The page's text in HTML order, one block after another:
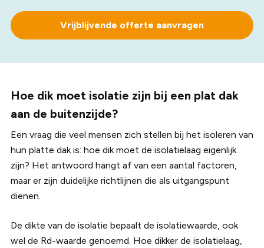
Vrijblijvende offerte aanvragen
Hoe dik moet isolatie zijn bij een plat dak
aan de buitenzijde?
Een vraag die veel mensen zich stellen bij het isoleren van
hun platte dak is: hoe dik moet de isolatielaag eigenlijk
zijn? Het antwoord hangt af van een aantal factoren,
maar er zijn duidelijke richtlijnen die als uitgangspunt
dienen.
De dikte van de isolatie bepaalt de isolatiewaarde, ook
wel de Rd-waarde genoemd. Hoe dikker de isolatielaag,